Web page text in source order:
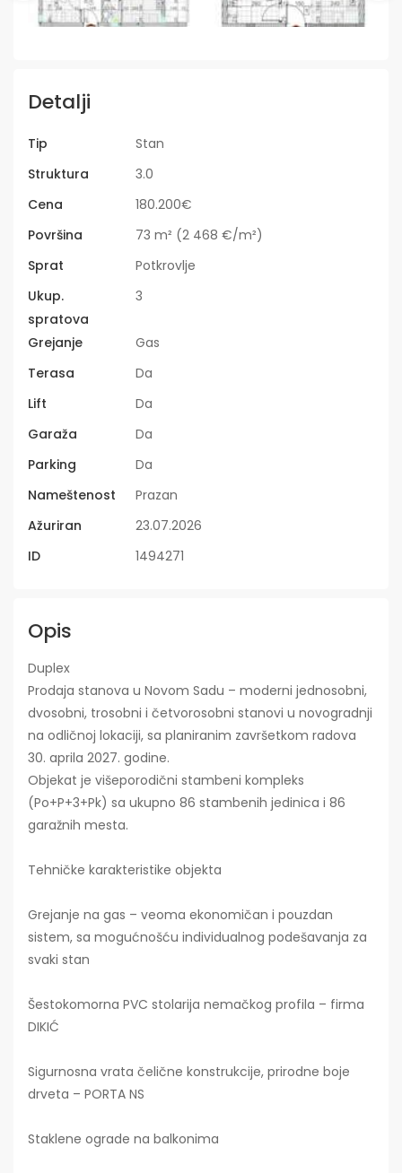
Detalji
Tip
Stan
Struktura
3.0
Cena
180.200€
Površina
73 m² (2 468 €/m²)
Sprat
Potkrovlje
Ukup.
spratova
3
Grejanje
Gas
Terasa
Da
Lift
Da
Garaža
Da
Parking
Da
Nameštenost
Prazan
Ažuriran
23.07.2026
ID
1494271
Opis
Duplex
Prodaja stanova u Novom Sadu – moderni jednosobni,
dvosobni, trosobni i četvorosobni stanovi u novogradnji
na odličnoj lokaciji, sa planiranim završetkom radova
30. aprila 2027. godine.
Objekat je višeporodični stambeni kompleks
(Po+P+3+Pk) sa ukupno 86 stambenih jedinica i 86
garažnih mesta.
Tehničke karakteristike objekta
Grejanje na gas – veoma ekonomičan i pouzdan
sistem, sa mogućnošću individualnog podešavanja za
svaki stan
Šestokomorna PVC stolarija nemačkog profila – firma
DIKIĆ
Sigurnosna vrata čelične konstrukcije, prirodne boje
drveta – PORTA NS
Staklene ograde na balkonima